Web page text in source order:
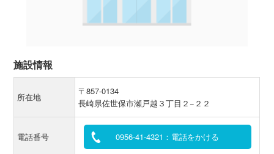
施設情報
所在地
〒857-0134
長崎県佐世保市瀬戸越３丁目２−２２
電話番号 0956-41-4321：電話をかける